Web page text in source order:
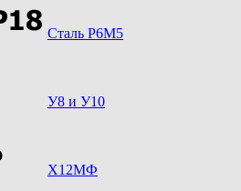
Сталь Р6М5
У8 и У10
Х12МФ